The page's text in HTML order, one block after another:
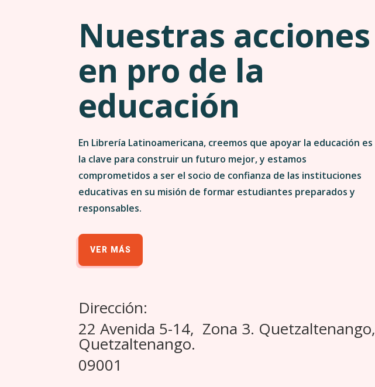
Nuestras acciones
en pro de la
educación
En Librería Latinoamericana, creemos que apoyar la educación es
la clave para construir un futuro mejor, y estamos
comprometidos a ser el socio de confianza de las instituciones
educativas en su misión de formar estudiantes preparados y
responsables.
VER MÁS
Dirección:
22 Avenida 5-14, Zona 3. Quetzaltenango,
Quetzaltenango.
09001